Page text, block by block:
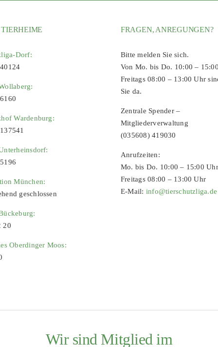
Dorf:
Wardenburg:
München:
geschlossen
20
Oberdinger Moos:
FRAGEN, ANREGUNGEN?
Bitte melden Sie sich.
Von Mo. bis Do. 10:00 –
Freitags 08:00 – 13:00 Uhr
Sie da.
Zentrale Spender –
Mitgliederverwaltung
(035608) 419030
Anrufzeiten:
Mo. bis Do. 10:00 – 15:00 Uhr
Freitags 08:00 – 13:00 Uhr
E-Mail: info@tierschutzliga.de
Wir sind Mitglied im